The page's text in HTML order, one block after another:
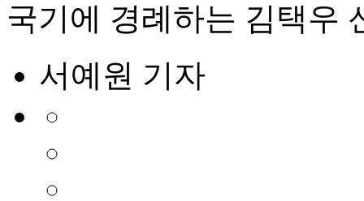
국기에 경례하는 김택우
서예원 기자